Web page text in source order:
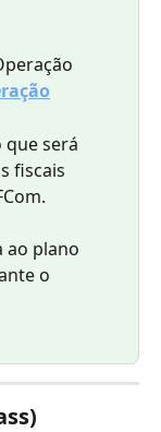
que será
fiscais
ao plano
o